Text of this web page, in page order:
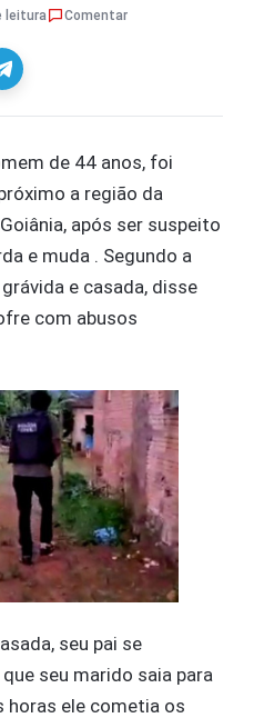
leitura Comentar
de 44 anos, foi
a região da
após ser suspeito
e muda . Segundo a
e casada, disse
com abusos
seu pai se
seu marido saia para
horas ele cometia os